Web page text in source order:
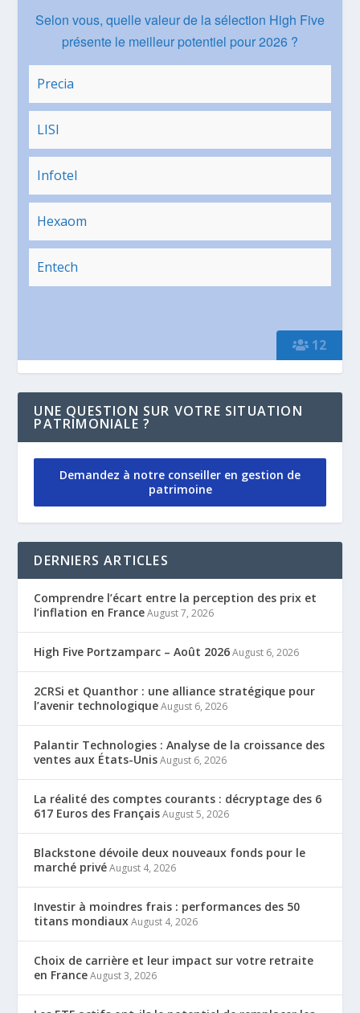
12
Selon vous, quelle valeur de la sélection High Five
présente le meilleur potentiel pour 2026 ?
Precia
LISI
Infotel
Hexaom
Entech
UNE QUESTION SUR VOTRE SITUATION
PATRIMONIALE ?
Demandez à notre conseiller en gestion de
patrimoine
DERNIERS ARTICLES
Comprendre l’écart entre la perception des prix et
l’inflation en France August 7, 2026
High Five Portzamparc – Août 2026 August 6, 2026
2CRSi et Quanthor : une alliance stratégique pour
l’avenir technologique August 6, 2026
Palantir Technologies : Analyse de la croissance des
ventes aux États-Unis August 6, 2026
La réalité des comptes courants : décryptage des 6
617 Euros des Français August 5, 2026
Blackstone dévoile deux nouveaux fonds pour le
marché privé August 4, 2026
Investir à moindres frais : performances des 50
titans mondiaux August 4, 2026
Choix de carrière et leur impact sur votre retraite
en France August 3, 2026